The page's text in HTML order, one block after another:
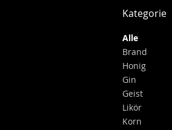
Kategorie
Alle
Brand
Honig
Gin
Geist
Likör
Korn